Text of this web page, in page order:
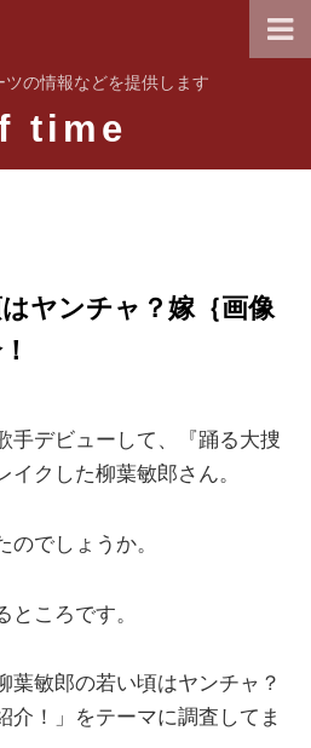
ツの情報などを提供します
time
ヤンチャ？嫁｛画像
手デビューして、『踊る大捜
クした柳葉敏郎さん。
でしょうか。
ところです。
葉敏郎の若い頃はヤンチャ？
介！」をテーマに調査してま